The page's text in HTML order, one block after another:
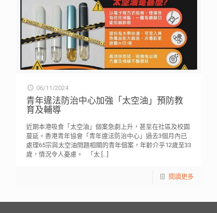
06/11/2024
青年違法防治中心加強「太空油」預防教
育及輔導
近期本港吸食「太空油」個案急劇上升，甚至在社區及校園
蔓延。香港青年協會「青年違法防治中心」過去3個月內已
處理65宗與太空油問題相關的青年個案，年齡介乎12歲至33
歲，情況令人憂慮。 「太[…]
閱讀更多